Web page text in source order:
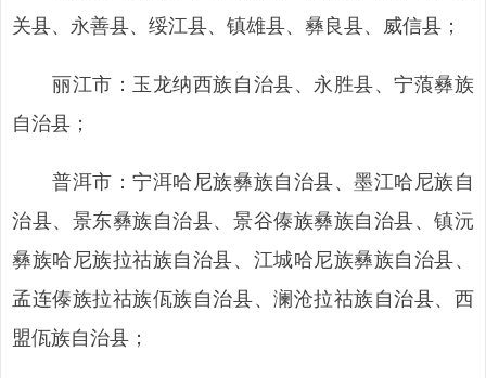
关县、永善县、绥江县、镇雄县、彝良县、威信县；
丽江市：玉龙纳西族自治县、永胜县、宁蒗彝族
自治县；
普洱市：宁洱哈尼族彝族自治县、墨江哈尼族自
治县、景东彝族自治县、景谷傣族彝族自治县、镇沅
彝族哈尼族拉祜族自治县、江城哈尼族彝族自治县、
孟连傣族拉祜族佤族自治县、澜沧拉祜族自治县、西
盟佤族自治县；